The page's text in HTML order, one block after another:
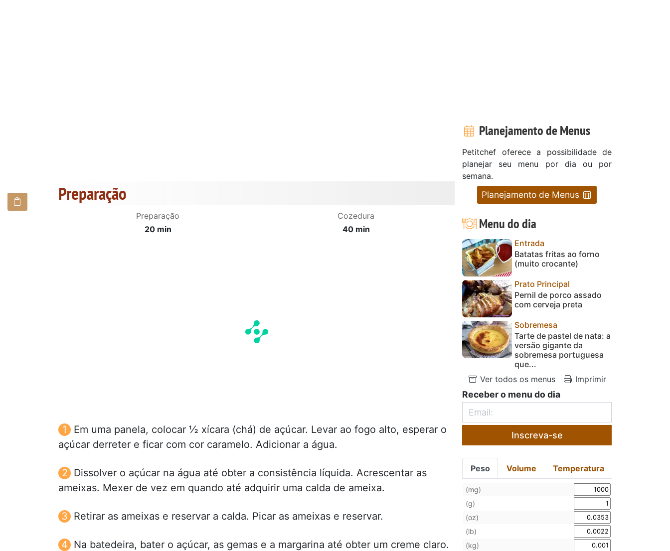
Preparação
Preparação
20 min
Cozedura
40 min
Em uma panela, colocar ½ xícara (chá) de açúcar. Levar ao fogo alto, esperar o
açúcar derreter e ficar com cor caramelo. Adicionar a água.
Dissolver o açúcar na água até obter a consistência líquida. Acrescentar as
ameixas. Mexer de vez em quando até adquirir uma calda de ameixa.
Retirar as ameixas e reservar a calda. Picar as ameixas e reservar.
Na batedeira, bater o açúcar, as gemas e a margarina até obter um creme claro.
Planejamento de Menus
Petitchef oferece a possibilidade de
planejar seu menu por dia ou por
semana.
Planejamento de Menus
Menu do dia
Entrada
Batatas fritas ao forno
(muito crocante)
Prato Principal
Pernil de porco assado
com cerveja preta
Sobremesa
Tarte de pastel de nata: a
versão gigante da
sobremesa portuguesa
que...
Ver todos os menus
Imprimir
Receber o menu do dia
Inscreva-se
Peso Volume Temperatura
(mg)
(g)
(oz)
(lb)
(kg)